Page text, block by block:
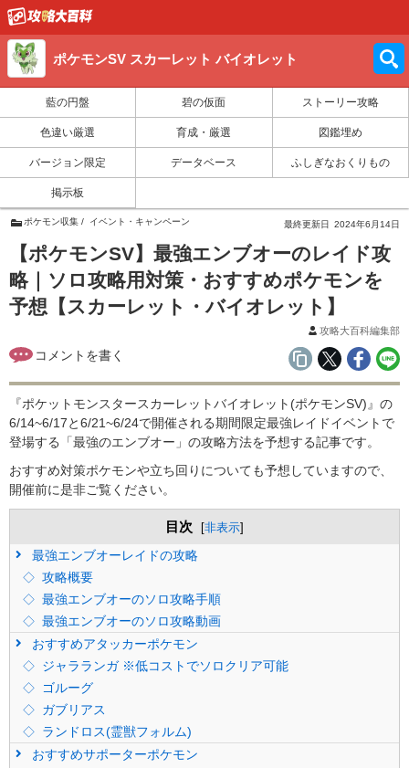
ポケモンSV スカーレット バイオレット
藍の円盤 碧の仮面 ストーリー攻略
色違い厳選 育成・厳選 図鑑埋め
バージョン限定 データベース ふしぎなおくりもの
掲示板
ポケモン収集 イベント・キャンペーン 最終更新日 2024年6月14日
【ポケモンSV】最強エンブオーのレイド攻
略｜ソロ攻略用対策・おすすめポケモンを
予想【スカーレット・バイオレット】
攻略大百科編集部
『ポケットモンスタースカーレットバイオレット(ポケモンSV)』の
6/14~6/17と6/21~6/24で開催される期間限定最強レイドイベントで
登場する「最強のエンブオー」の攻略方法を予想する記事です。
おすすめ対策ポケモンや立ち回りについても予想していますので、
開催前に是非ご覧ください。
目次 [非表示]
最強エンブオーレイドの攻略
攻略概要
最強エンブオーのソロ攻略手順
最強エンブオーのソロ攻略動画
おすすめアタッカーポケモン
ジャラランガ ※低コストでソロクリア可能
ゴルーグ
ガブリアス
ランドロス(霊獣フォルム)
おすすめサポーターポケモン